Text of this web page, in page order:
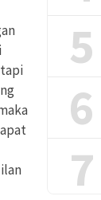
5
6
7